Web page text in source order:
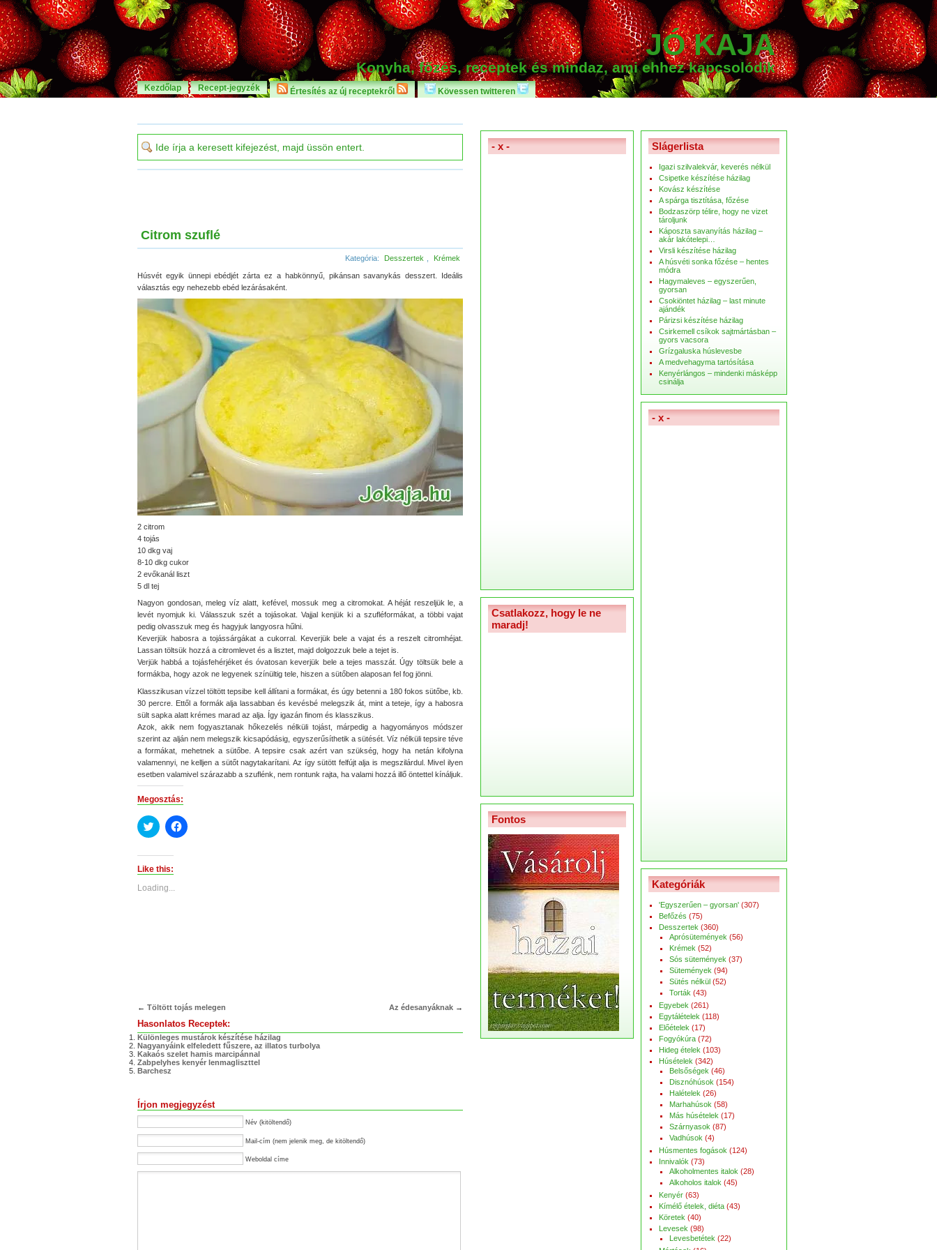
JÓ KAJA
Konyha, főzés, receptek és mindaz, ami ehhez kapcsolódik
Kezdőlap Recept-jegyzék Értesítés az új receptekről Kövessen twitteren
Citrom szuflé
Kategória: Desszertek Krémek
Húsvét egyik ünnepi ebédjét zárta ez a habkönnyű, pikánsan savanykás desszert. Ideális
választás egy nehezebb ebéd lezárásaként.
2 citrom
4 tojás
10 dkg vaj
8-10 dkg cukor
2 evőkanál liszt
5 dl tej
Nagyon gondosan, meleg víz alatt, kefével, mossuk meg a citromokat. A héját reszeljük le, a
levét nyomjuk ki. Válasszuk szét a tojásokat. Vajjal kenjük ki a szufléformákat, a többi vajat
pedig olvasszuk meg és hagyjuk langyosra hűlni.
Keverjük habosra a tojássárgákat a cukorral. Keverjük bele a vajat és a reszelt citromhéjat.
Lassan töltsük hozzá a citromlevet és a lisztet, majd dolgozzuk bele a tejet is.
Verjük habbá a tojásfehérjéket és óvatosan keverjük bele a tejes masszát. Úgy töltsük bele a
formákba, hogy azok ne legyenek színültig tele, hiszen a sütőben alaposan fel fog jönni.
Klasszikusan vízzel töltött tepsibe kell állítani a formákat, és úgy betenni a 180 fokos sütőbe, kb.
30 percre. Ettől a formák alja lassabban és kevésbé melegszik át, mint a teteje, így a habosra
sült sapka alatt krémes marad az alja. Így igazán finom és klasszikus.
Azok, akik nem fogyasztanak hőkezelés nélküli tojást, márpedig a hagyományos módszer
szerint az alján nem melegszik kicsapódásig, egyszerűsíthetik a sütését. Víz nélküli tepsire téve
a formákat, mehetnek a sütőbe. A tepsire csak azért van szükség, hogy ha netán kifolyna
valamennyi, ne kelljen a sütőt nagytakarítani. Az így sütött felfújt alja is megszilárdul. Mivel ilyen
esetben valamivel szárazabb a szuflénk, nem rontunk rajta, ha valami hozzá illő öntettel kínáljuk.
Megosztás:
Click
to
(Opens
in
new
Click
to
Like this:
Loading...
← Töltött tojás melegen Az édesanyáknak →
Hasonlatos Receptek:
Különleges mustárok készítése házilag
Nagyanyáink elfeledett fűszere, az illatos turbolya
Kakaós szelet hamis marcipánnal
Zabpelyhes kenyér lenmagliszttel
Barchesz
Írjon megjegyzést
Név (kitöltendő)
Mail-cím (nem jelenik meg, de kitöltendő)
Weboldal címe
- x -
Csatlakozz, hogy le ne
maradj!
Fontos
Slágerlista
Igazi szilvalekvár, keverés nélkül
Csipetke készítése házilag
Kovász készítése
A spárga tisztítása, főzése
Bodzaszörp télire, hogy ne vizet
tároljunk
Káposzta savanyítás házilag –
akár lakótelepi…
Virsli készítése házilag
A húsvéti sonka főzése – hentes
módra
Hagymaleves – egyszerűen,
gyorsan
Csokiöntet házilag – last minute
ajándék
Párizsi készítése házilag
Csirkemell csíkok sajtmártásban –
gyors vacsora
Grízgaluska húslevesbe
A medvehagyma tartósítása
Kenyérlángos – mindenki másképp
csinálja
- x -
Kategóriák
'Egyszerűen – gyorsan' (307)
Befőzés (75)
Desszertek (360)
Aprósütemények (56)
Krémek (52)
Sós sütemények (37)
Sütemények (94)
Sütés nélkül (52)
Torták (43)
Egyebek (261)
Egytálételek (118)
Előételek (17)
Fogyókúra (72)
Hideg ételek (103)
Húsételek (342)
Belsőségek (46)
Disznóhúsok (154)
Halételek (26)
Marhahúsok (58)
Más húsételek (17)
Szárnyasok (87)
Vadhúsok (4)
Húsmentes fogások (124)
Innivalók (73)
Alkoholmentes italok (28)
Alkoholos italok (45)
Kenyér (63)
Kímélő ételek, diéta (43)
Köretek (40)
Levesek (98)
Levesbetétek (22)